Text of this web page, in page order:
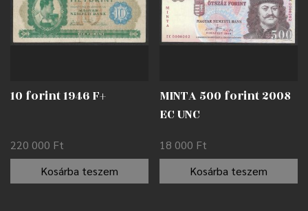
10 forint 1946 F+
220 000 Ft
Kosárba teszem
MINTA 500 forint 2008
EC UNC
18 000 Ft
Kosárba teszem